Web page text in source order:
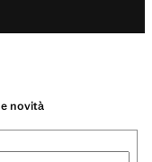
novità